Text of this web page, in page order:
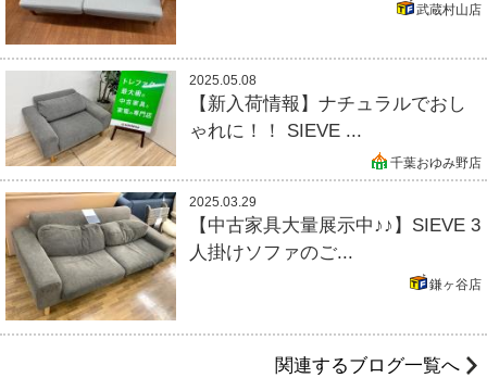
武蔵村山店
2025.05.08
【新入荷情報】ナチュラルでおし
ゃれに！！ SIEVE ...
千葉おゆみ野店
2025.03.29
【中古家具大量展示中♪♪】SIEVE 3
人掛けソファのご...
鎌ヶ谷店
関連するブログ一覧へ